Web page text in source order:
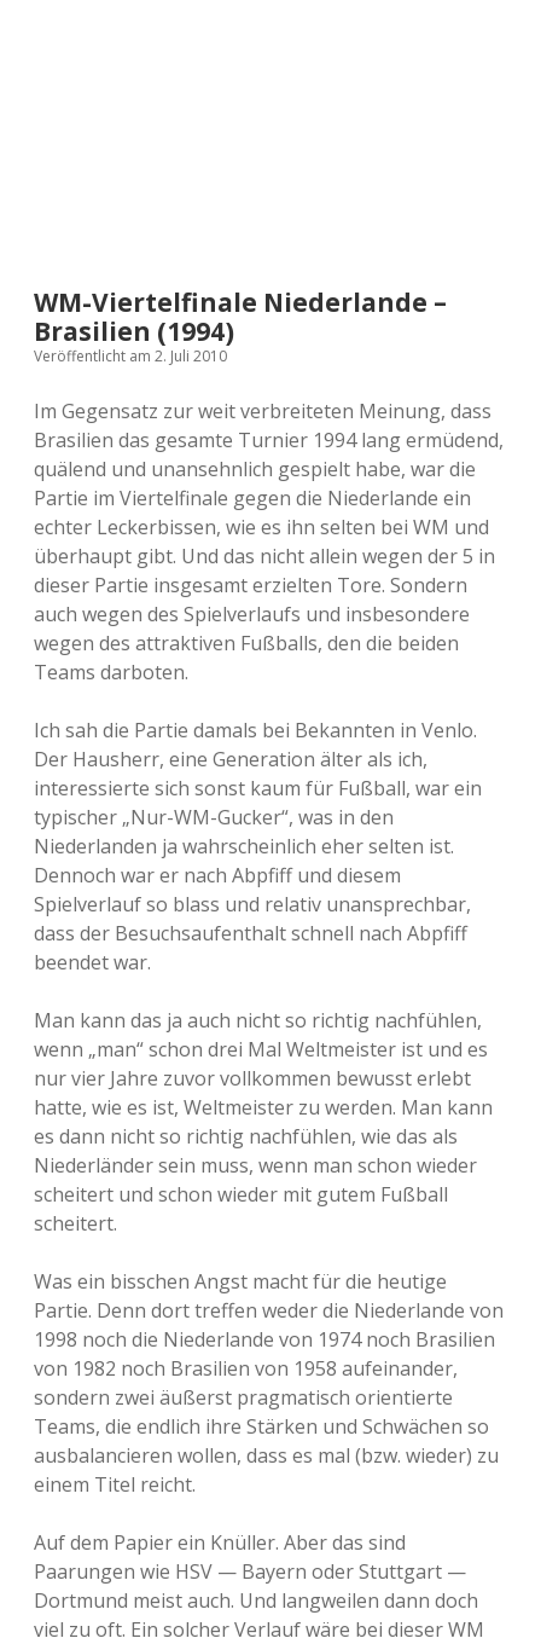
WM-Viertelfinale Niederlande –
Brasilien (1994)
Veröffentlicht am 2. Juli 2010
Im Gegensatz zur weit verbreiteten Meinung, dass
Brasilien das gesamte Turnier 1994 lang ermüdend,
quälend und unansehnlich gespielt habe, war die
Partie im Viertelfinale gegen die Niederlande ein
echter Leckerbissen, wie es ihn selten bei WM und
überhaupt gibt. Und das nicht allein wegen der 5 in
dieser Partie insgesamt erzielten Tore. Sondern
auch wegen des Spielverlaufs und insbesondere
wegen des attraktiven Fußballs, den die beiden
Teams darboten.
Ich sah die Partie damals bei Bekannten in Venlo.
Der Hausherr, eine Generation älter als ich,
interessierte sich sonst kaum für Fußball, war ein
typischer „Nur-WM-Gucker“, was in den
Niederlanden ja wahrscheinlich eher selten ist.
Dennoch war er nach Abpfiff und diesem
Spielverlauf so blass und relativ unansprechbar,
dass der Besuchsaufenthalt schnell nach Abpfiff
beendet war.
Man kann das ja auch nicht so richtig nachfühlen,
wenn „man“ schon drei Mal Weltmeister ist und es
nur vier Jahre zuvor vollkommen bewusst erlebt
hatte, wie es ist, Weltmeister zu werden. Man kann
es dann nicht so richtig nachfühlen, wie das als
Niederländer sein muss, wenn man schon wieder
scheitert und schon wieder mit gutem Fußball
scheitert.
Was ein bisschen Angst macht für die heutige
Partie. Denn dort treffen weder die Niederlande von
1998 noch die Niederlande von 1974 noch Brasilien
von 1982 noch Brasilien von 1958 aufeinander,
sondern zwei äußerst pragmatisch orientierte
Teams, die endlich ihre Stärken und Schwächen so
ausbalancieren wollen, dass es mal (bzw. wieder) zu
einem Titel reicht.
Auf dem Papier ein Knüller. Aber das sind
Paarungen wie HSV — Bayern oder Stuttgart —
Dortmund meist auch. Und langweilen dann doch
viel zu oft. Ein solcher Verlauf wäre bei dieser WM